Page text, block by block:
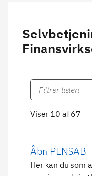
Viser 10 af 67
Åbn PENSAB
Her kan du som